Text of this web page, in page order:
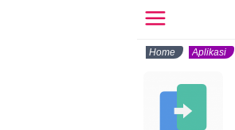
Home Aplikasi